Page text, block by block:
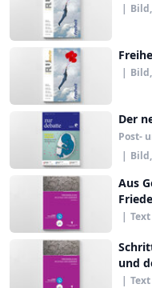
|
|
Der
Post-
|
Aus
| Text
und
| Text